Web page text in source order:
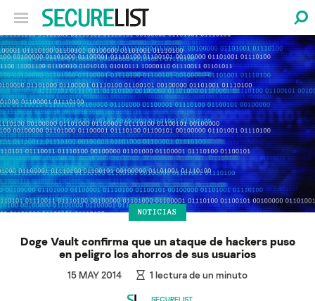
NOTICIAS
Doge Vault confirma que un ataque de hackers puso
en peligro los ahorros de sus usuarios
15 MAY 2014 1 lectura de un minuto
SECURELIST